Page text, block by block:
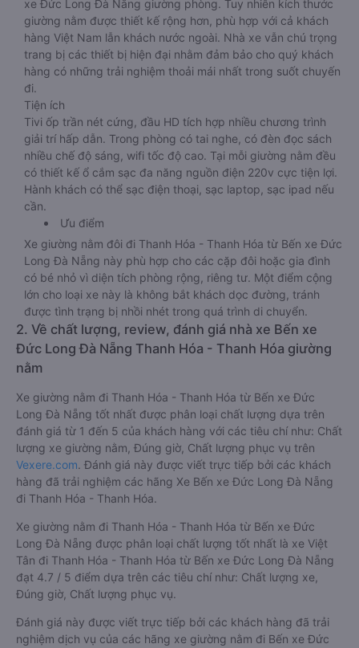
xe Đức Long Đà Nẵng giường phòng. Tuy nhiên kích thước
giường nằm được thiết kế rộng hơn, phù hợp với cả khách
hàng Việt Nam lẫn khách nước ngoài. Nhà xe vẫn chú trọng
trang bị các thiết bị hiện đại nhằm đảm bảo cho quý khách
hàng có những trải nghiệm thoải mái nhất trong suốt chuyến
đi.
Tiện ích
Tivi ốp trần nét cứng, đầu HD tích hợp nhiều chương trình
giải trí hấp dẫn. Trong phòng có tai nghe, có đèn đọc sách
nhiều chế độ sáng, wifi tốc độ cao. Tại mỗi giường nằm đều
có thiết kế ổ cắm sạc đa năng nguồn điện 220v cực tiện lợi.
Hành khách có thể sạc điện thoại, sạc laptop, sạc ipad nếu
cần.
Ưu điểm
Xe giường nằm đôi đi Thanh Hóa - Thanh Hóa từ Bến xe Đức
Long Đà Nẵng này phù hợp cho các cặp đôi hoặc gia đình
có bé nhỏ vì diện tích phòng rộng, riêng tư. Một điểm cộng
lớn cho loại xe này là không bắt khách dọc đường, tránh
được tình trạng bị nhồi nhét trong quá trình di chuyển.
2. Về chất lượng, review, đánh giá nhà xe Bến xe
Đức Long Đà Nẵng Thanh Hóa - Thanh Hóa giường
nằm
Xe giường nằm đi Thanh Hóa - Thanh Hóa từ Bến xe Đức
Long Đà Nẵng tốt nhất được phân loại chất lượng dựa trên
đánh giá từ 1 đến 5 của khách hàng với các tiêu chí như: Chất
lượng xe giường nằm, Đúng giờ, Chất lượng phục vụ trên
Vexere.com. Đánh giá này được viết trực tiếp bởi các khách
hàng đã trải nghiệm các hãng Xe Bến xe Đức Long Đà Nẵng
đi Thanh Hóa - Thanh Hóa.
Xe giường nằm đi Thanh Hóa - Thanh Hóa từ Bến xe Đức
Long Đà Nẵng được phân loại chất lượng tốt nhất là xe Việt
Tân đi Thanh Hóa - Thanh Hóa từ Bến xe Đức Long Đà Nẵng
đạt 4.7 / 5 điểm dựa trên các tiêu chí như: Chất lượng xe,
Đúng giờ, Chất lượng phục vụ.
Đánh giá này được viết trực tiếp bởi các khách hàng đã trải
nghiệm dịch vụ của các hãng xe giường nằm đi Bến xe Đức